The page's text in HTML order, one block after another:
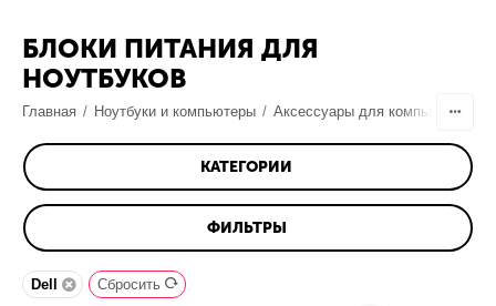
БЛОКИ ПИТАНИЯ ДЛЯ
НОУТБУКОВ
Главная / Ноутбуки и компьютеры / Аксессуары для компьютерной
КАТЕГОРИИ
ФИЛЬТРЫ
Dell Сбросить